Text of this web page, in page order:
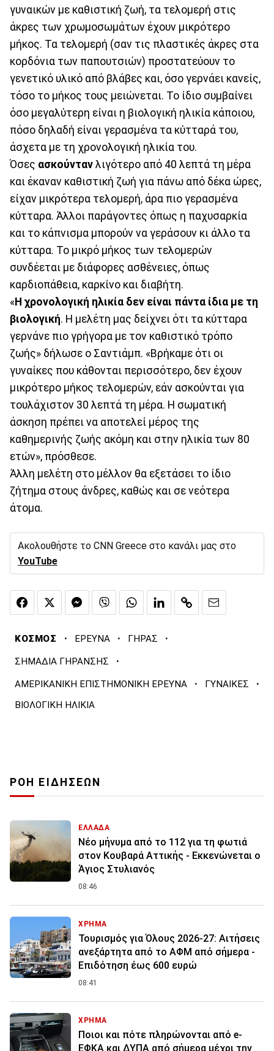
γυναικών με καθιστική ζωή, τα τελομερή στις
άκρες των χρωμοσωμάτων έχουν μικρότερο
μήκος. Τα τελομερή (σαν τις πλαστικές άκρες στα
κορδόνια των παπουτσιών) προστατεύουν το
γενετικό υλικό από βλάβες και, όσο γερνάει κανείς,
τόσο το μήκος τους μειώνεται. Το ίδιο συμβαίνει
όσο μεγαλύτερη είναι η βιολογική ηλικία κάποιου,
πόσο δηλαδή είναι γερασμένα τα κύτταρά του,
άσχετα με τη χρονολογική ηλικία του.
Όσες ασκούνταν λιγότερο από 40 λεπτά τη μέρα
και έκαναν καθιστική ζωή για πάνω από δέκα ώρες,
είχαν μικρότερα τελομερή, άρα πιο γερασμένα
κύτταρα. Άλλοι παράγοντες όπως η παχυσαρκία
και το κάπνισμα μπορούν να γεράσουν κι άλλο τα
κύτταρα. Το μικρό μήκος των τελομερών
συνδέεται με διάφορες ασθένειες, όπως
καρδιοπάθεια, καρκίνο και διαβήτη.
«Η χρονολογική ηλικία δεν είναι πάντα ίδια με τη
βιολογική. Η μελέτη μας δείχνει ότι τα κύτταρα
γερνάνε πιο γρήγορα με τον καθιστικό τρόπο
ζωής» δήλωσε ο Σαντιάμπ. «Βρήκαμε ότι οι
γυναίκες που κάθονται περισσότερο, δεν έχουν
μικρότερο μήκος τελομερών, εάν ασκούνται για
τουλάχιστον 30 λεπτά τη μέρα. Η σωματική
άσκηση πρέπει να αποτελεί μέρος της
καθημερινής ζωής ακόμη και στην ηλικία των 80
ετών», πρόσθεσε.
Άλλη μελέτη στο μέλλον θα εξετάσει το ίδιο
ζήτημα στους άνδρες, καθώς και σε νεότερα
άτομα.
Ακολουθήστε το CNN Greece στο κανάλι μας στο
YouTube
ΚΟΣΜΟΣ · ΕΡΕΥΝΑ · ΓΗΡΑΣ ·
ΣΗΜΑΔΙΑ ΓΗΡΑΝΣΗΣ ·
ΑΜΕΡΙΚΑΝΙΚΗ ΕΠΙΣΤΗΜΟΝΙΚΗ ΕΡΕΥΝΑ · ΓΥΝΑΙΚΕΣ ·
ΒΙΟΛΟΓΙΚΗ ΗΛΙΚΙΑ
ΡΟΗ ΕΙΔΗΣΕΩΝ
ΕΛΛΑΔΑ
Νέο μήνυμα από το 112 για τη φωτιά
στον Κουβαρά Αττικής - Εκκενώνεται ο
Άγιος Στυλιανός
08:46
ΧΡΗΜΑ
Τουρισμός για Όλους 2026-27: Αιτήσεις
ανεξάρτητα από το ΑΦΜ από σήμερα -
Επιδότηση έως 600 ευρώ
08:41
ΧΡΗΜΑ
Ποιοι και πότε πληρώνονται από e-
ΕΦΚΑ και ΔΥΠΑ από σήμερα μέχρι την